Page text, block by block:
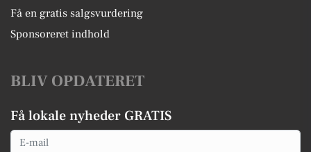
Få en gratis salgsvurdering
Sponsoreret indhold
BLIV OPDATERET
Få lokale nyheder GRATIS
Email